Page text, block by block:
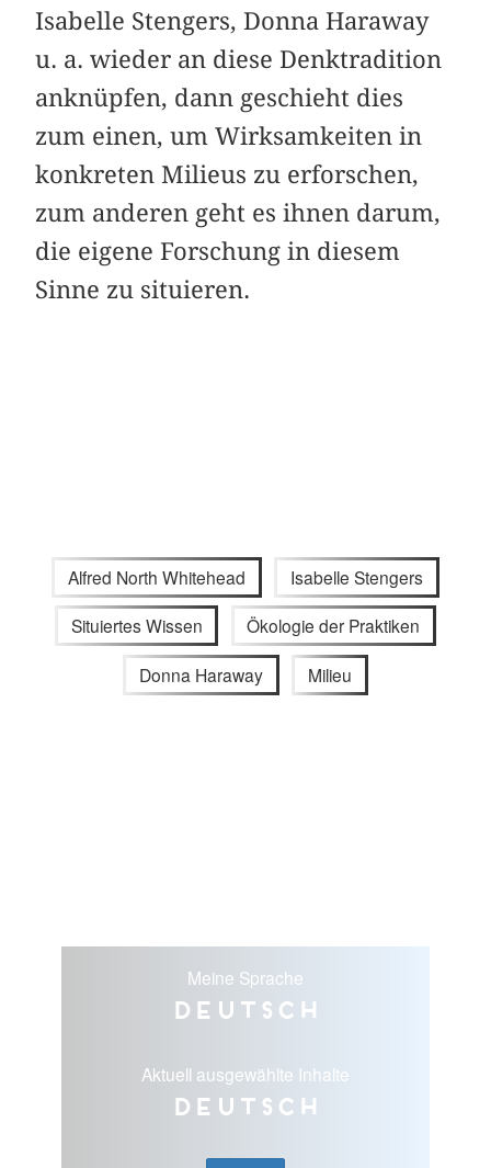
Isabelle Stengers, Donna Haraway
u. a. wieder an diese Denktradition
anknüpfen, dann geschieht dies
zum einen, um Wirksamkeiten in
konkreten Milieus zu erforschen,
zum anderen geht es ihnen darum,
die eigene Forschung in diesem
Sinne zu situieren.
Alfred North Whitehead Isabelle Stengers
Situiertes Wissen Ökologie der Praktiken
Donna Haraway Milieu
Meine Sprache
Deutsch
Aktuell ausgewählte Inhalte
Deutsch